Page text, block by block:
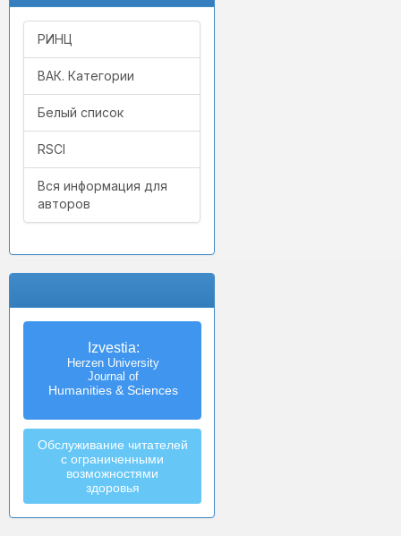
РИНЦ
ВАК. Категории
Белый список
RSCI
Вся информация для
авторов
Izvestia:
Herzen University
Journal of
Humanities & Sciences
Обслуживание читателей
с ограниченными
возможностями
здоровья